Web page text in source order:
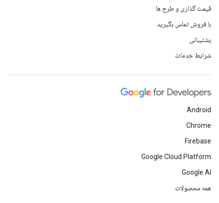
قیمت گذاری و طرح ها
با فروش تماس بگیرید
پشتیبانی
شرایط خدمات
Android
Chrome
Firebase
Google Cloud Platform
Google AI
همه محصولات